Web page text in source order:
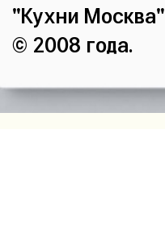
"Кухни Москва"
© 2008 года.